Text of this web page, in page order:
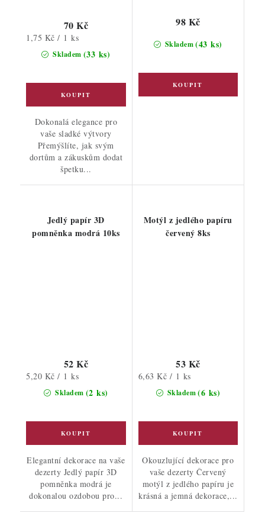
Skladem (33 ks)
70 Kč
Měrná
cena:
1,75 Kč / 1 ks
Dokonalá elegance pro
vaše sladké výtvory
Přemýšlíte, jak svým
dortům a zákuskům dodat
špetku...
Skladem(43 ks)
98 Kč
Jedlý papír 3D
pomněnka modrá 10ks
Skladem (2 ks)
52 Kč
Měrná
5,20 Kč / 1 ks
Elegantní dekorace na vaše
dezerty Jedlý papír 3D
pomněnka modrá je
dokonalou ozdobou pro...
Motýl z jedlého papíru
červený 8ks
Skladem(6 ks)
53 Kč
Měrná
6,63 Kč / 1 ks
Okouzlující dekorace pro
vaše dezerty Červený
motýl z jedlého papíru je
krásná a jemná dekorace,...